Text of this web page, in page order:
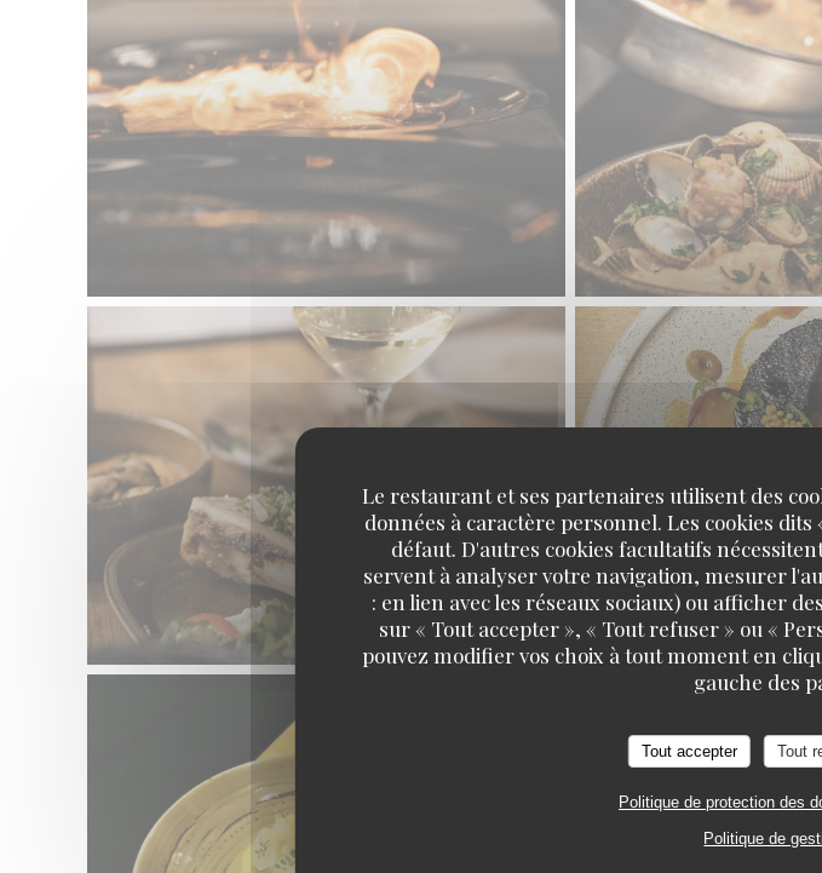
Le restaurant et ses partenaires utilisent des
données à caractère personnel. Les cookies
défaut. D'autres cookies facultatifs
servent à analyser votre navigation, mesurer
: en lien avec les réseaux sociaux) ou afficher
sur « Tout accepter », « Tout refuser » ou «
pouvez modifier vos choix à tout moment en
gauche des
Tout accepter Tout
Politique de protection des
Politique de